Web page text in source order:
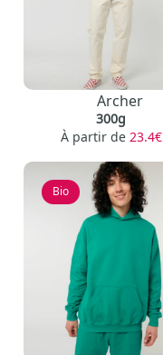
Archer
300g
À partir de 23.4€
Bio